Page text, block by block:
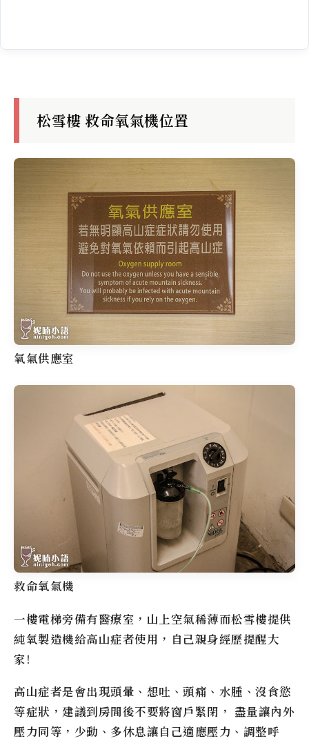
松雪樓 救命氧氣機位置
氧氣供應室
救命氧氣機
一樓電梯旁備有醫療室，山上空氣稀薄而松雪樓提供
純氧製造機給高山症者使用，自己親身經歷提醒大
家!
高山症者是會出現頭暈、想吐、頭痛、水腫、沒食慾
等症狀，建議到房間後不要將窗戶緊閉， 盡量讓內外
壓力同等，少動、多休息讓自己適應壓力、調整呼